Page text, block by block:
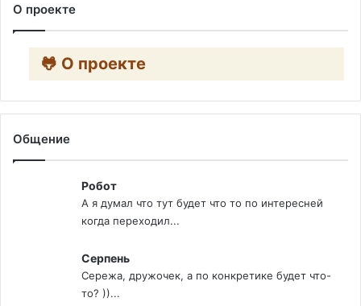
О проекте
🐸 О проекте
Общение
Робот
А я думал что тут будет что то по интересней
когда переходил...
Серпень
Сережа, дружочек, а по конкретике будет что-
то? ))...